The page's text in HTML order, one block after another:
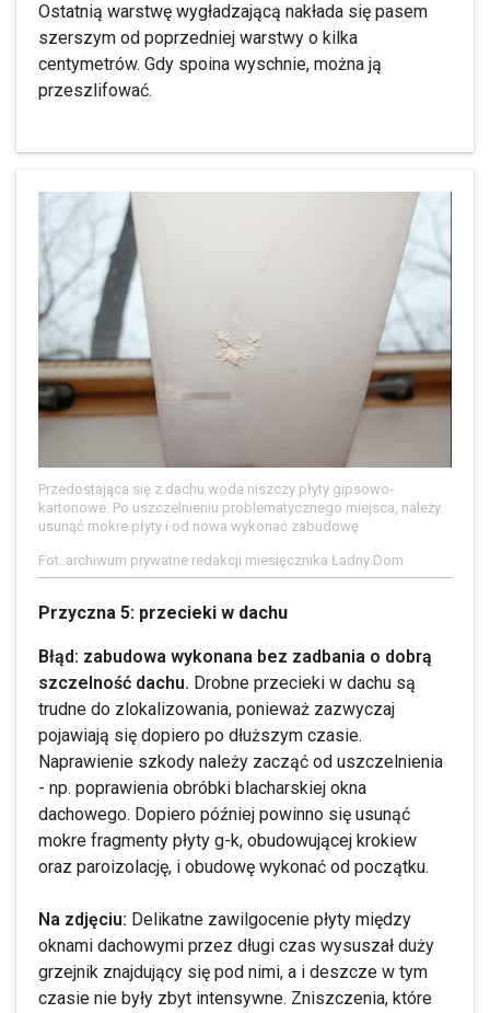
Ostatnią warstwę wygładzającą nakłada się pasem
szerszym od poprzedniej warstwy o kilka
centymetrów. Gdy spoina wyschnie, można ją
przeszlifować.
Przedostająca się z dachu woda niszczy płyty gipsowo-
kartonowe. Po uszczelnieniu problematycznego miejsca, należy
usunąć mokre płyty i od nowa wykonać zabudowę
Fot. archiwum prywatne redakcji miesięcznika Ładny Dom
Przyczna 5: przecieki w dachu
Błąd: zabudowa wykonana bez zadbania o dobrą
szczelność dachu. Drobne przecieki w dachu są
trudne do zlokalizowania, ponieważ zazwyczaj
pojawiają się dopiero po dłuższym czasie.
Naprawienie szkody należy zacząć od uszczelnienia
- np. poprawienia obróbki blacharskiej okna
dachowego. Dopiero później powinno się usunąć
mokre fragmenty płyty g-k, obudowującej krokiew
oraz paroizolację, i obudowę wykonać od początku.
Na zdjęciu: Delikatne zawilgocenie płyty między
oknami dachowymi przez długi czas wysuszał duży
grzejnik znajdujący się pod nimi, a i deszcze w tym
czasie nie były zbyt intensywne. Zniszczenia, które